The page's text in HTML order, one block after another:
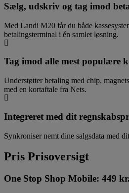
Sælg, udskriv og tag imod
Med Landi M20 får du både
betalingsterminal i én samlet løsning.
Tag imod alle mest populære
Understøtter betaling med chip,
med en kortaftale fra Nets.
Integreret med dit
Synkroniser nemt dine salgsdata med
Pris Prisoversigt
One Stop Shop Mobile: 449